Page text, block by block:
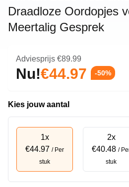
Draadloze Oordopjes
Meertalig Gesprek
Adviesprijs €89.99
Nu!€44.97 -50%
Kies jouw aantal
1x
€44.97 / Per
stuk
2x
€40.48 /
stuk